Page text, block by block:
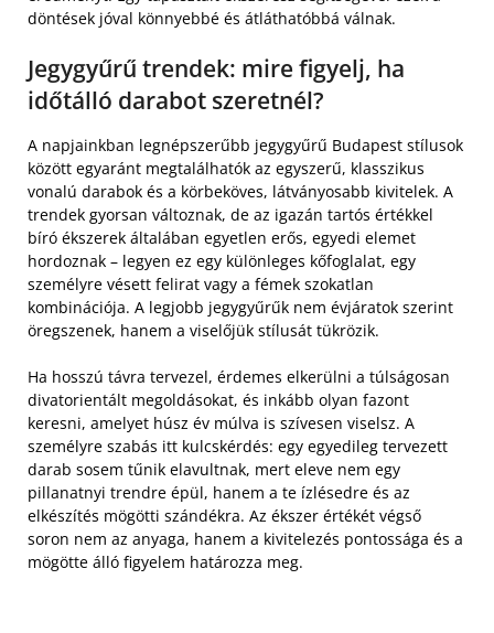
döntések jóval könnyebbé és átláthatóbbá válnak.
Jegygyűrű trendek: mire figyelj, ha
időtálló darabot szeretnél?
A napjainkban legnépszerűbb jegygyűrű Budapest stílusok
között egyaránt megtalálhatók az egyszerű, klasszikus
vonalú darabok és a körbeköves, látványosabb kivitelek. A
trendek gyorsan változnak, de az igazán tartós értékkel
bíró ékszerek általában egyetlen erős, egyedi elemet
hordoznak – legyen ez egy különleges kőfoglalat, egy
személyre vésett felirat vagy a fémek szokatlan
kombinációja. A legjobb jegygyűrűk nem évjáratok szerint
öregszenek, hanem a viselőjük stílusát tükrözik.
Ha hosszú távra tervezel, érdemes elkerülni a túlságosan
divatorientált megoldásokat, és inkább olyan fazont
keresni, amelyet húsz év múlva is szívesen viselsz. A
személyre szabás itt kulcskérdés: egy egyedileg tervezett
darab sosem tűnik elavultnak, mert eleve nem egy
pillanatnyi trendre épül, hanem a te ízlésedre és az
elkészítés mögötti szándékra. Az ékszer értékét végső
soron nem az anyaga, hanem a kivitelezés pontossága és a
mögötte álló figyelem határozza meg.